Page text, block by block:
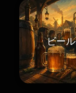
ビール